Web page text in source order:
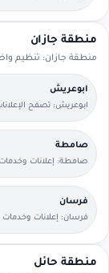
مع وسائل تواصل
منطقة جازان
منطقة جازان: تنظيم
ابوعريش
ابوعريش: تصفح
التفاصيل بسرعة.
صامطة
صامطة: إعلانات
الحي مع وسائل تواصل
فرسان
فرسان: إعلانات وخدمات
الحي مع وسائل تواصل
منطقة حائل